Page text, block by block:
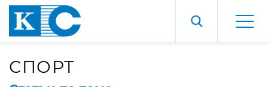
СПОРТ